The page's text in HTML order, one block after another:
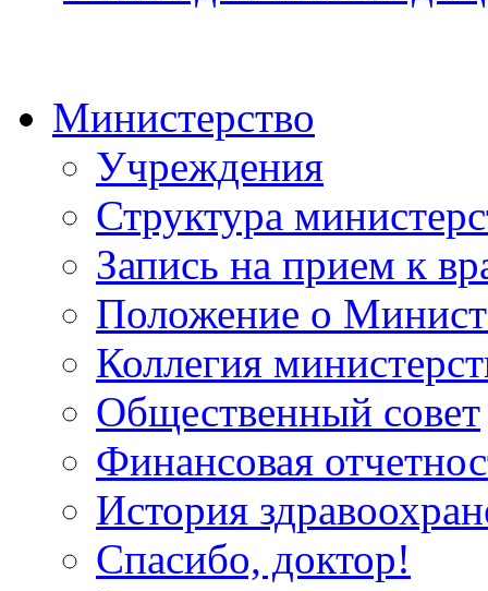
Министерство
Учреждения
Структура
Запись на прием к
Положение о
Коллегия
Общественный совет
Финансовая
История
Спасибо, доктор!